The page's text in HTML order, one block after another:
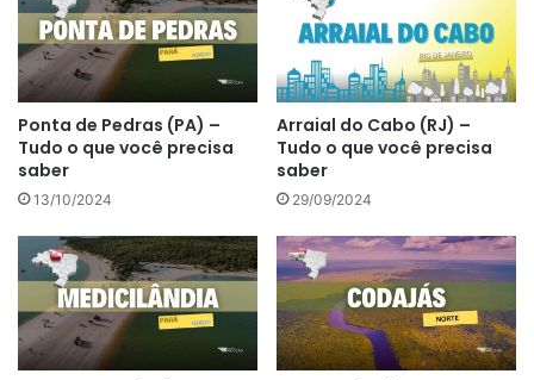
Ponta de Pedras (PA) –
Tudo o que você precisa
saber
13/10/2024
Arraial do Cabo (RJ) –
Tudo o que você precisa
saber
29/09/2024